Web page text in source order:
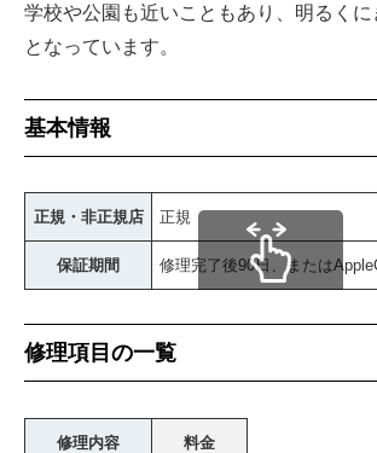
学校や公園も近いこともあり、明るく
となっています。
基本情報
正規・非正規店 正規
保証期間 修理完了後90日、または
修理項目の一覧
修理内容 料金